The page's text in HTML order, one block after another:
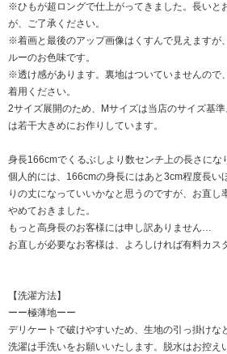
※ひもが超ロングで仕上がってきました。長いと
が、ご了承ください。
※着画と最後のアップ画像はくすんで見えますが
ルーのお色味です。
※透け感があります。裏地はついていませんので
着用ください。
2サイズ展開のため、Mサイズは当店のサイズ基
は若干大きめにお作りしています。
身長166cmでくるぶしより数センチ上の長さにな
個人的には、166cmの身長にはあと3cm程度長い
りの丈になっていいかなと思うのですが、お直し
やめておきました。
もっと高身長のお客様には申し訳ありません…
お直しが必要なお客様は、よろしければ有料カス
【洗濯方法】
ーー極薄地ーー
デリケートで破けやすいため、生地の引っ掛けな
洗濯は手洗いをお願いいたします。脱水はお控え